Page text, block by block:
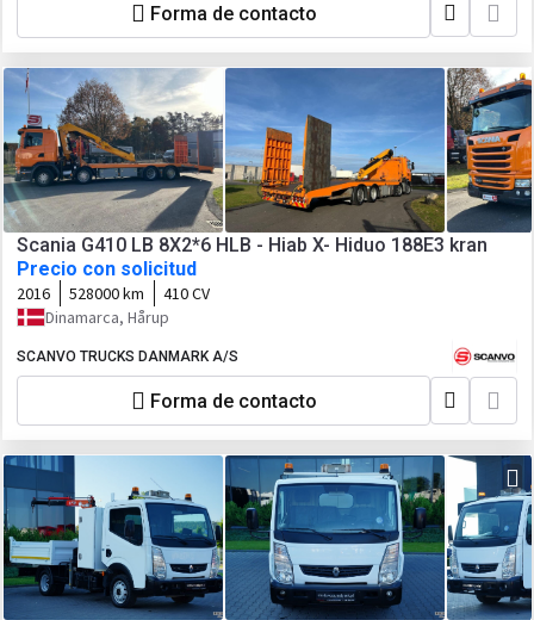
Forma de contacto
Scania G410 LB 8X2*6 HLB - Hiab X- Hiduo 188E3 kran
Precio con solicitud
2016 528000 km
410 CV
Dinamarca, Hårup
SCANVO TRUCKS DANMARK A/S
Forma de contacto